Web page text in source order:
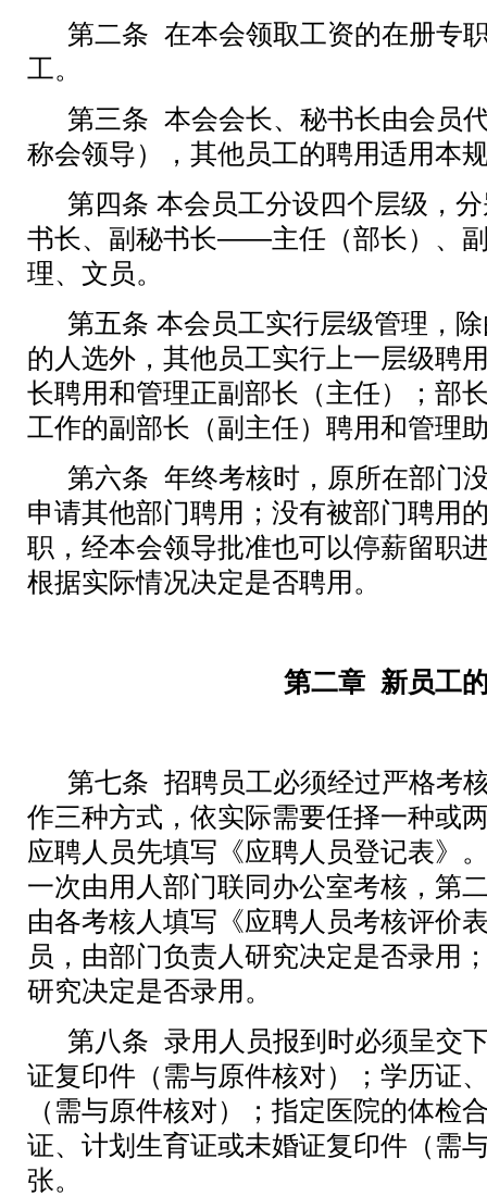
第二条 在本会领取工资的在册专
工。
第三条本会会长、秘书长由会员
称会领导）
，其他员工的聘用适用本
第四条 本会员工分设四个层级，
书长、副秘书长——主任（部长）、
理、文员。
第五条 本会员工实行层级管理，
的人选外，其他员工实行上一层级聘
长聘用和管理正副部长（主任）；部
工作的副部长（副主任）聘用和管理
第六条 年终考核时，原所在部门
申请其他部门聘用；没有被部门聘用
职，经本会领导批准也可以停薪留职
根据实际情况决定是否聘用。
第二章 新员工
第七条 招聘员工必须经过严格考
作三种方式，依实际需要任择一种或
应聘人员先填写《应聘人员登记表》
一次由用人部门联 同 办公室考核，第
由各考核人填写《应聘人员考核评价
员，由部门负责人研究决定是否录用
研究决定是否录用。
第八条 录用人员报到时必须呈交
证复印件（需与原件核对）；学历证
（需与原件核对）；指定医院的体检
证、计划生育证或未婚证复印件（需
张。